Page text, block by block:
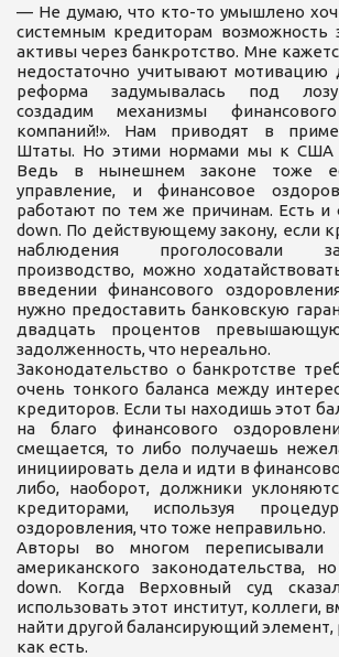
— Не думаю, что кто-то умышлено
системным кредиторам возможность
активы через банкротство. Мне
недостаточно учитывают мотивацию
реформа задумывалась под
создадим механизмы
компаний!». Нам приводят в
Штаты. Но этими нормами мы к США
Ведь в нынешнем законе тоже
управление, и финансовое
работают по тем же причинам. Есть и
down. По действующему закону, если
наблюдения проголосовали
производство, можно
введении финансового
нужно предоставить банковскую
двадцать процентов
задолженность, что нереально.
Законодательство о банкротстве
очень тонкого баланса между
кредиторов. Если ты находишь этот
на благо финансового
смещается, то либо получаешь
инициировать дела и идти в
либо, наоборот, должники
кредиторами, используя
оздоровления, что тоже неправильно.
Авторы во многом переписывали
американского законодательства,
down. Когда Верховный суд
использовать этот институт, коллеги,
найти другой балансирующий элемент,
как есть.